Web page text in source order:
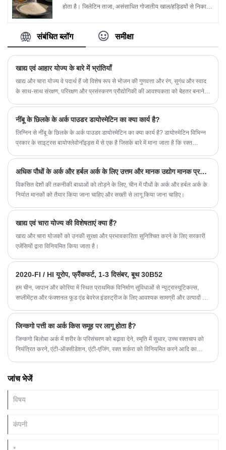
होता है। जिलेटिन ताजा, असंसाधित गोजातीय खाल/हड्डियों से निकाला
भोजन, फार्मास्यूटिकल्स निर्माण में उपयोग किया जाता है।
संबंधित ब्लॉग समीक्षा
खाद्य एवं आहार योज्य के बारे में भ्रांतियाँ
खाद्य और चारा योज्य वे पदार्थ हैं जो विशेष रूप से भोजन की गुणवत्ता और रंग, सुगंध और स्वाद
के साथ-साथ संरक्षण, परिरक्षण और प्रसंस्करण प्रौद्योगिकी की आवश्यकता को बेहतर बनाने के
आधुनिक खाद्य उद्योग नहीं होगा।
नींबू के छिलके के अर्क पाउडर डायोस्मेटिन का क्या कार्य है?
लिग्निन से नींबू के छिलके के अर्क पाउडर डायोस्मेटिन का क्या कार्य है? डायोस्मेटिन विभिन्न
प्रकार के साइट्रस बायोफ्लेवोनॉइड्स में से एक है जिसके बारे में माना जाता है कि रक्त
अधिक पौधों के अर्क और हर्बल अर्क के लिए उत्तम और मानक उद्योग मानक प्रणाली स्थापित करें
विकसित देशों की तकनीकी बाधाओं को तोड़ने के लिए, चीन में पौधों के अर्क और हर्बल अर्क के
निर्यात मानकों को तैयार किया जाना चाहिए और सख्ती से लागू किया जाना चाहिए।
खाद्य एवं चारा योज्य की विशेषताएं क्या हैं?
खाद्य और चारा योजकों को उनकी सुरक्षा और प्रभावकारिता सुनिश्चित करने के लिए सरकारी
एजेंसियों द्वारा विनियमित किया जाता है।
2020-FI / HI यूरोप, फ्रैंकफर्ट, 1-3 दिसंबर, बूथ 30B52
हम चीन, जापान और कोरिया में स्थित प्राथमिक विनिर्माण सुविधाओं से न्यूट्रास्यूटिकल्स,
सप्लीमेंट्स और फंक्शनल फूड एंड बेवरेज इंडस्ट्रीज के लिए आवश्यक सामग्री और उत्पादों का
भागीदारों को लाभान्वित करती है।
जिन्कगो पत्ती का अर्क किस समूह पर लागू होता है?
जिन्कगो बिलोबा अर्क में शरीर के परिसंचरण को बढ़ावा देने, स्मृति में सुधार, उच्च रक्तचाप को
नियंत्रित करने, एंटी-ऑक्सीडेशन, एंटी-एजिंग, रक्त शर्करा को विनियमित करने आदि का
जांच भेजें